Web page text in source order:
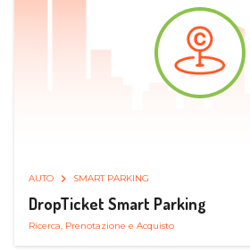
AUTO SMART PARKING
DropTicket Smart Parking
Ricerca, Prenotazione e Acquisto